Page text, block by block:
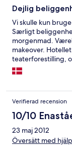
Dejlig
Vi skulle kun
Særligt
morgenmad.
makeover.
teaterforestilling,
sent, at finde et
Verifierad recension
10/10
23 maj 2012
Översätt med